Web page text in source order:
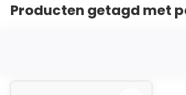
Producten getagd met